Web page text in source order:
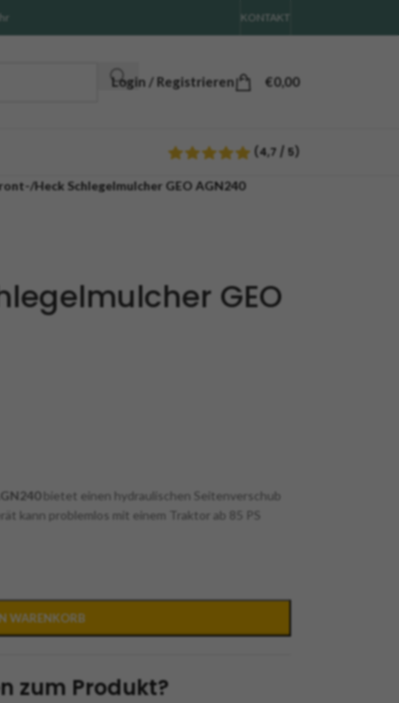
KONTAKT
Login / Registrieren €0,00
(4,7 / 5)
Heck Schlegelmulcher GEO AGN240
GEO
bietet einen hydraulischen Seitenverschub
kann problemlos mit einem Traktor ab 85 PS
WARENKORB
zum Produkt?